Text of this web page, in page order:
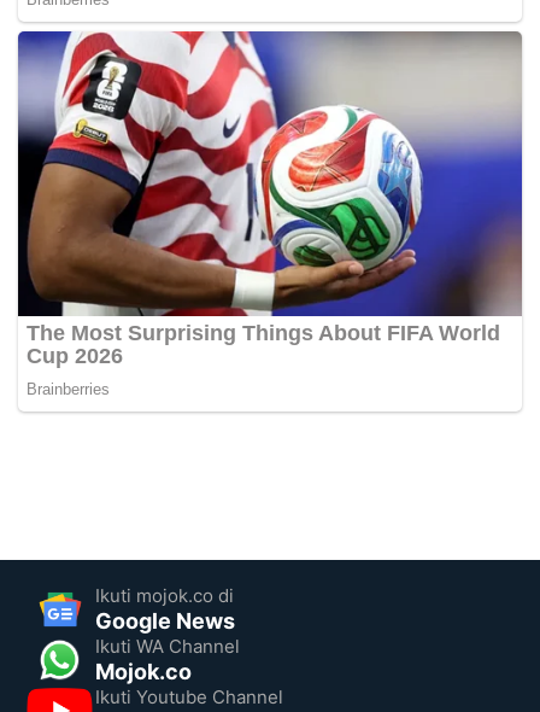
Ikuti mojok.co di
Google News
Ikuti WA Channel
Mojok.co
Ikuti Youtube Channel